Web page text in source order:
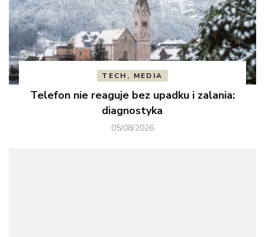
TECH, MEDIA
Telefon nie reaguje bez upadku i zalania:
diagnostyka
05/08/2026